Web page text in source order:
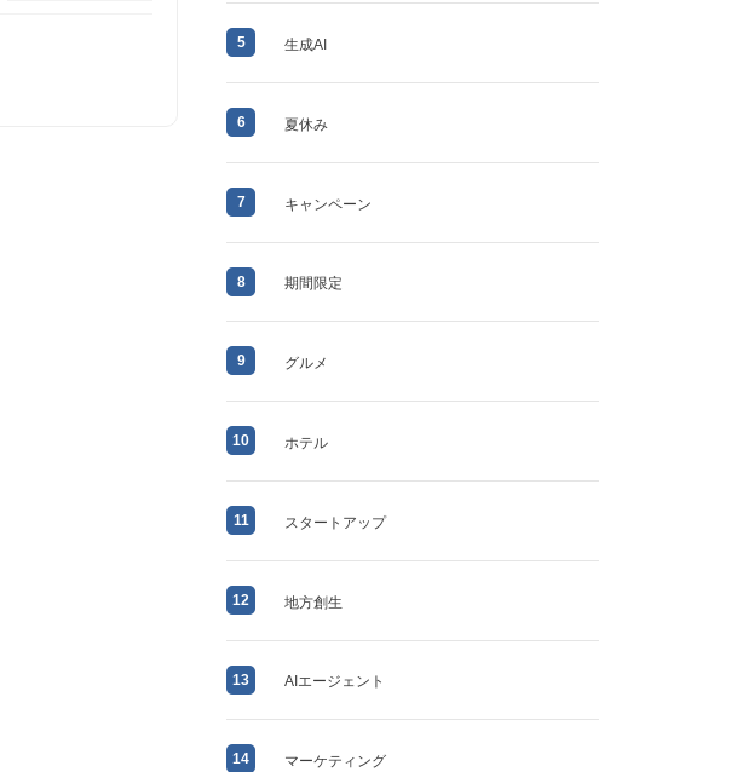
5 生成AI
6 夏休み
7 キャンペーン
8 期間限定
9 グルメ
10 ホテル
11 スタートアップ
12 地方創生
13 AIエージェント
14 マーケティング